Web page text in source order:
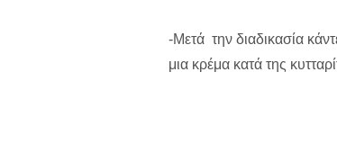
-Μετά την διαδικασία
μια κρέμα κατά της